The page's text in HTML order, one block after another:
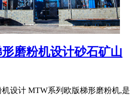
磨粉机设计砂石矿山
设计 MTW系列欧版梯形磨粉机,是